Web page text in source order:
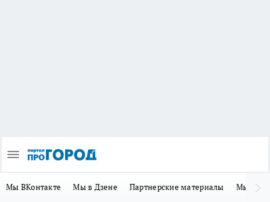
Мы ВКонтакте Мы в Дзене Партнерские материалы Мы в